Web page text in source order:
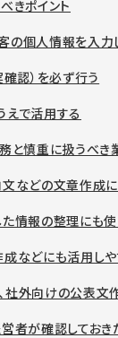
きポイント
の個人情報を入力
確認）を必ず行う
えで活用する
と慎重に扱うべき
などの文章作成
情報の整理にも
などにも活用し
社外向けの公表文
者が確認しておき